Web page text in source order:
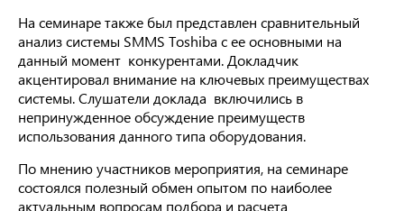
На семинаре также был представлен сравнительный
анализ системы SMMS Тoshiba с ее основными на
данный момент конкурентами. Докладчик
акцентировал внимание на ключевых преимуществах
системы. Слушатели доклада включились в
непринужденное обсуждение преимуществ
использования данного типа оборудования.
По мнению участников мероприятия, на семинаре
состоялся полезный обмен опытом по наиболее
актуальным вопросам подбора и расчета